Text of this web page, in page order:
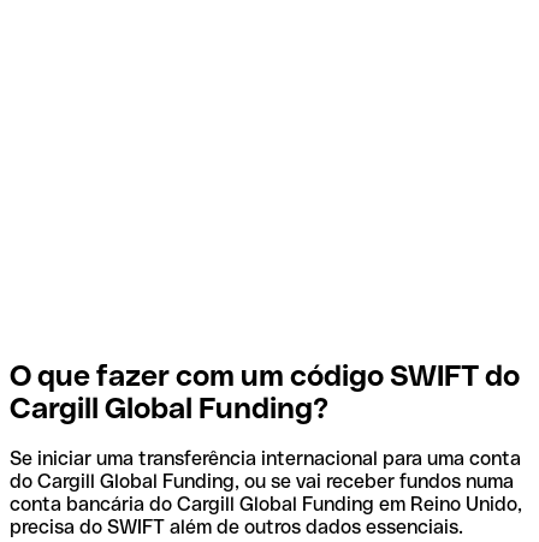
O que fazer com um código SWIFT do
Cargill Global Funding?
Se iniciar uma transferência internacional para uma conta
do Cargill Global Funding, ou se vai receber fundos numa
conta bancária do Cargill Global Funding em Reino Unido,
precisa do SWIFT além de outros dados essenciais.